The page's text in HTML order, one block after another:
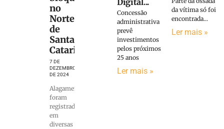
no
Norte
de
Santa
Catarina
7 DE
DEZEMBRO
DE 2024
Alagamentos
foram
registrados
em
diversas
Concessão
administrativa
prevê
investimentos
pelos próximos
25 anos
Ler mais »
da vítima só foi
encontrada...
Ler mais »